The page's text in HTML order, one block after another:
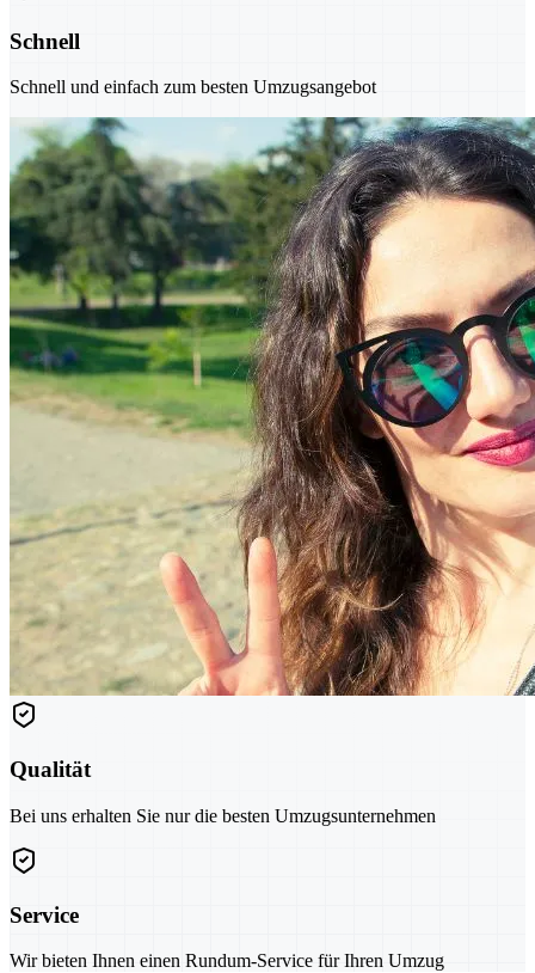
Schnell
Schnell und einfach zum besten Umzugsangebot
Qualität
Bei uns erhalten Sie nur die besten Umzugsunternehmen
Service
Wir bieten Ihnen einen Rundum-Service für Ihren Umzug